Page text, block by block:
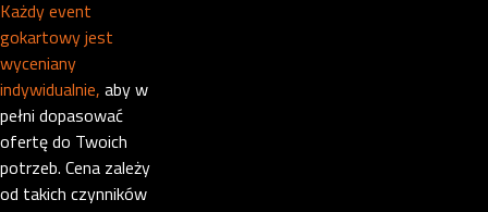
Każdy event
gokartowy jest
wyceniany
indywidualnie, aby w
pełni dopasować
ofertę do Twoich
potrzeb. Cena zależy
od takich czynników